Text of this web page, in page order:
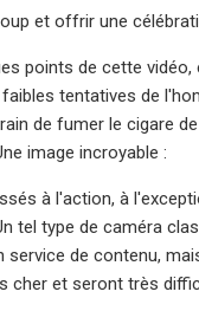
et offrir une
points de cette
tentatives de
de fumer le cigare
image incroyable :
à l'action, à
tel type de caméra
de contenu,
et seront très